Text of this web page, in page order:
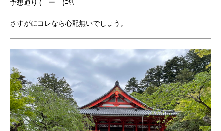
予想通り (￣ー￣)ﾆﾔﾘ
さすがにコレなら心配無いでしょう。